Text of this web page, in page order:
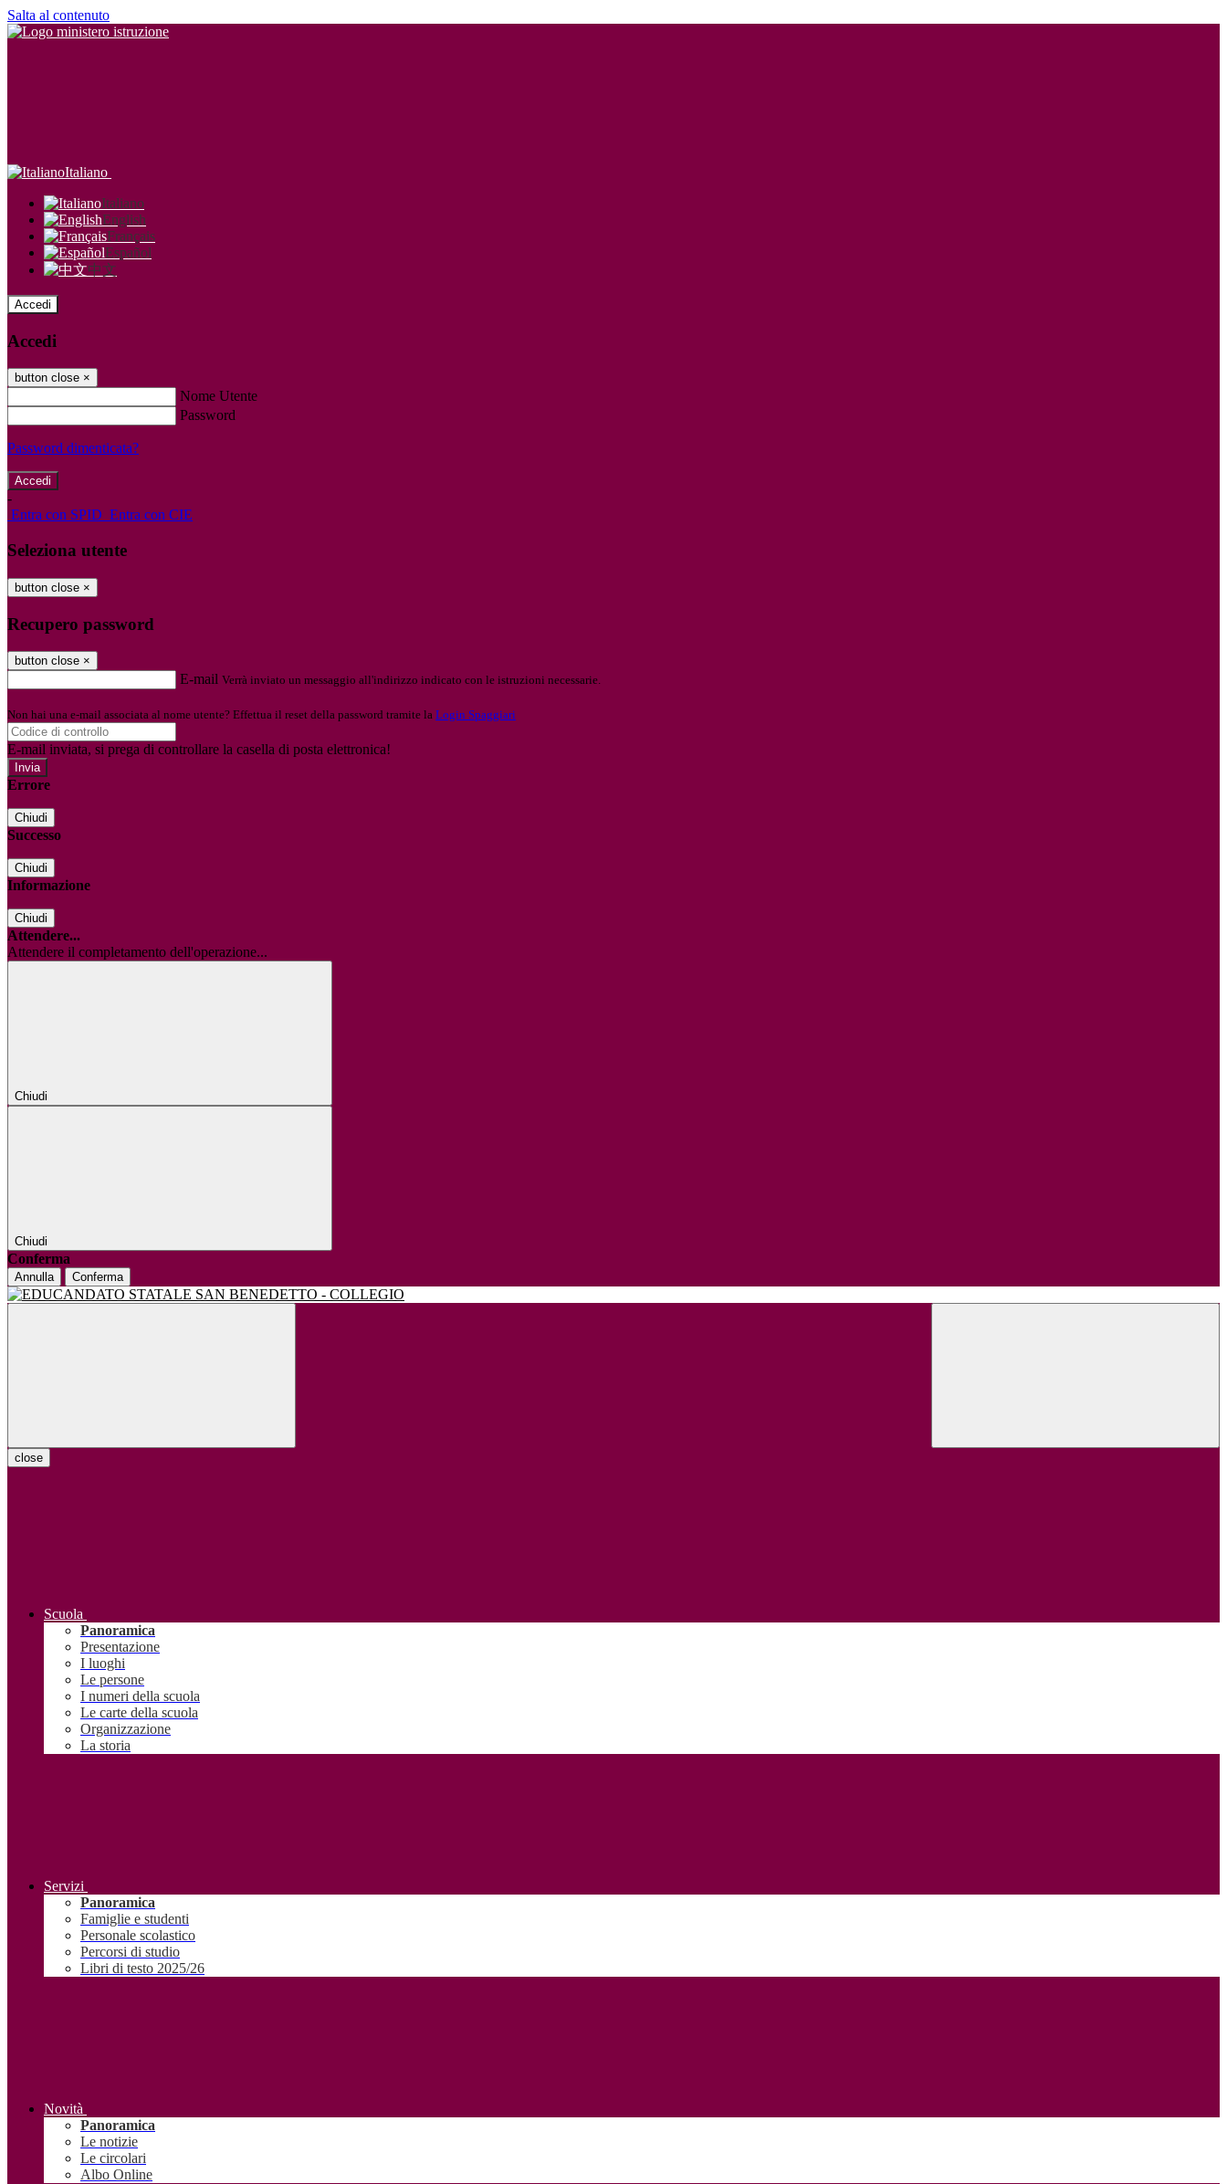
Salta al contenuto
Italiano
Italiano
English
Français
Español
中文
Accedi
Accedi
button close ×
Nome Utente
Password
Password dimenticata?
-
Entra con SPID Entra con CIE
Seleziona utente
button close ×
Recupero password
button close ×
E-mail Verrà inviato un messaggio all'indirizzo indicato con le istruzioni necessarie.
Non hai una e-mail associata al nome utente? Effettua il reset della password tramite la Login Spaggiari
E-mail inviata, si prega di controllare la casella di posta elettronica!
Errore
Chiudi
Successo
Chiudi
Informazione
Chiudi
Attendere...
Attendere il completamento dell'operazione...
Chiudi
Chiudi
Conferma
Annulla Conferma
close
Scuola
Panoramica
Presentazione
I luoghi
Le persone
I numeri della scuola
Le carte della scuola
Organizzazione
La storia
Servizi
Panoramica
Famiglie e studenti
Personale scolastico
Percorsi di studio
Libri di testo 2025/26
Novità
Panoramica
Le notizie
Le circolari
Albo Online